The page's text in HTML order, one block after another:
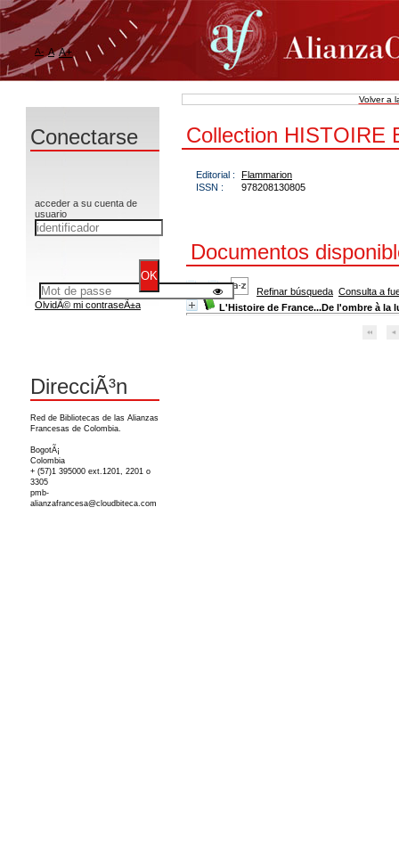
Volver a
Collection HISTOIRE
Editorial :
Flammarion
ISSN :
978208130805
Documentos
Refinar búsqueda Consulta a
L'Histoire de France...De l'ombre à la
A- A A+
Conectarse
acceder a su cuenta de
usuario
OlvidÃ© mi contraseÃ±a
DirecciÃ³n
Red de Bibliotecas de las Alianzas
Francesas de Colombia.
BogotÃ¡
Colombia
+ (57)1 395000 ext.1201, 2201 o
3305
pmb-
alianzafrancesa@cloudbiteca.com